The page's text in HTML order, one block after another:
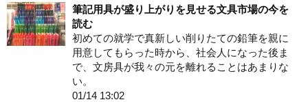
筆記用具が盛り上がりを見せる文具市場の今を
読む
初めての就学で真新しい削りたての鉛筆を親に
用意してもらった時から、社会人になった後ま
で、文房具が我々の元を離れることはあまりな
い。
01/14 13:02